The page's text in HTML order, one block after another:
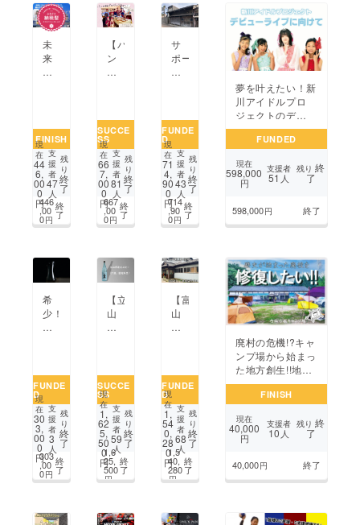
と
伝
統
工
芸
を
り
上
げ
た
い！
幸
を
し
め
る
り
寄
せ
グ
ル
メ
を
全
国
届
け
た
い
学
U1
レ
ク
ショ
ン
プ
を
開
催
し
た
い！
未
来
に
世
界
と
の
絆
を
目
指
富
山
オ
ン
ラ
外
語
ス
クー
ル
を
開
き
た
FINISH
現
在
44
6,
00
0
円
支
援
者
47
人
残
り
終
了
446
,00
0円
終
了
【パ
ン
の
ジェ
ク
ト】
ふっ
く
ら
パ
ン
な
た
あ
な
た
事
な
人
を
つ
な
ぎ
ま
す！
SUCCE
SS
現
在
66
7,
00
0
円
支
援
者
81
人
残
り
終
了
667
,00
0円
終
了
サ
ポー
ター
本
ベ
ニ
ス
と
呼
ば
射
水
の
古
民
バ
リ
ア
フ
リー
宿
と
し
て
FUNDE
D現
在
71
4,
90
0
円
支
援
者
43
人
残
り
終
了
714
,90
0円
終
了
夢を叶えたい！新
川アイドルプロ
ジェクトのデ
ビューライブへの
ご支援お願いしま
FUNDED
現在
598,000
円
支援者
51 人
残り 終
了
598,000円 終了
希
少！
美
物
漆
器
を
海
外
に
し
FUNDE
D現
在
30
3,
00
0
円
支
援
者
3
人
残
り
終
了
303
,00
0円
終
了
【立
山
酒
初
の
古
酒！】
無
濾
過
大
愛
SUCCE
SS
現
在
1,
62
5,
50
0
円
支
援
者
59
人
残
り
終
了
1,6
25,
500
円
終
了
【富
山
県・
創
業1
00
年
以
上
の
銭
再
FUNDE
D現
在
1,
54
0,
28
0
円
支
援
者
68
人
残
り
終
了
1,5
40,
280
円
終
了
廃村の危機!?キャ
ンプ場から始まっ
た地方創生!!地元
内山に活気を取り
戻す!!FINISH
現在
40,000
円
支援者
10 人
残り 終
了
40,000円 終了